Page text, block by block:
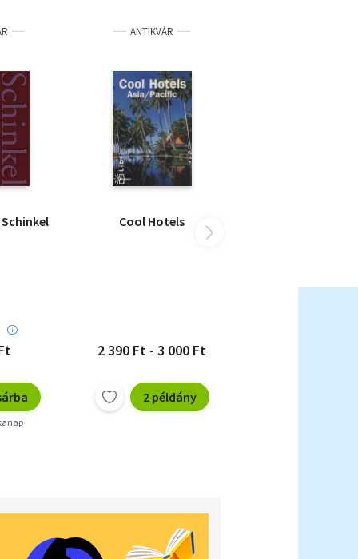
ANTIKVÁR
Cool Hotels
2 390 Ft - 3 000 Ft
2 példány